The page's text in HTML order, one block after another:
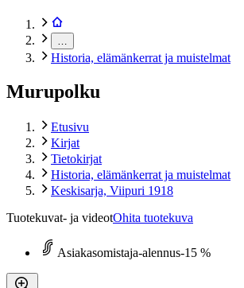
Historia, elämänkerrat ja muistelmat
Murupolku
Etusivu
Kirjat
Tietokirjat
Historia, elämänkerrat ja muistelmat
Keskisarja, Viipuri 1918
Tuotekuvat- ja videotOhita tuotekuva
Asiakasomistaja-alennus-15 %